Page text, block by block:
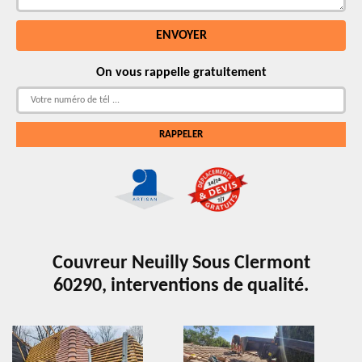
On vous rappelle gratuitement
Couvreur Neuilly Sous Clermont
60290, interventions de qualité.